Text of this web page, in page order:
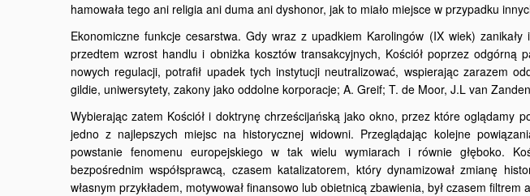
hamowała tego ani religia ani duma ani dyshonor, jak to miało miejsce w przypadku
Ekonomiczne funkcje cesarstwa. Gdy wraz z upadkiem Karolingów (IX wiek)
przedtem wzrost handlu i obniżka kosztów transakcyjnych, Kościół poprzez odgórną
nowych regulacji, potrafił upadek tych instytucji neutralizować, wspierając zarazem
gildie, uniwersytety, zakony jako oddolne korporacje; A. Greif; T. de Moor, J.L van
Wybierając zatem Kościół i doktrynę chrześcijańską jako okno, przez które oglądamy
jedno z najlepszych miejsc na historycznej widowni. Przeglądając kolejne
powstanie fenomenu europejskiego w tak wielu wymiarach i równie głęboko.
bezpośrednim współsprawcą, czasem katalizatorem, który dynamizował zmianę
własnym przykładem, motywował finansowo lub obietnicą zbawienia, był czasem filtrem